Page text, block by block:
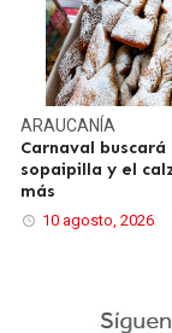
ARAUCANÍA
Carnaval buscará
sopaipilla y el
más
10 agosto, 2026